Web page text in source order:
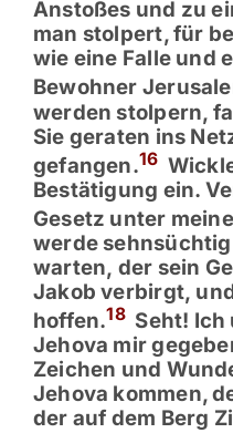
Anstoßes und zu
man stolpert, für
wie eine Falle und
Bewohner
werden stolpern,
Sie geraten ins
gefangen.16
Bestätigung ein.
Gesetz unter
werde
warten, der sein
Jakob verbirgt,
hoffen.18 Seht! Ich
Jehova mir
Zeichen und
Jehova kommen,
der auf dem Berg